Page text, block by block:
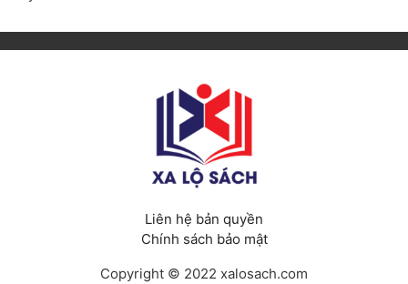
Liên hệ bản quyền
Chính sách bảo mật
Copyright © 2022 xalosach.com